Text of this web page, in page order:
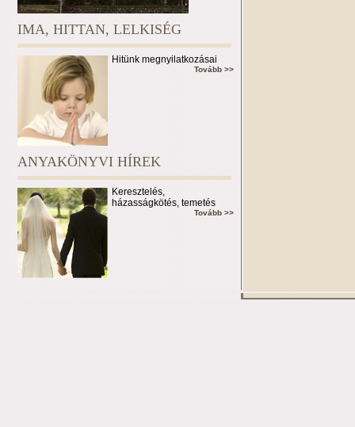
IMA, HITTAN, LELKISÉG
Hitünk megnyilatkozásai
Tovább >>
ANYAKÖNYVI HÍREK
Keresztelés,
házasságkötés, temetés
Tovább >>